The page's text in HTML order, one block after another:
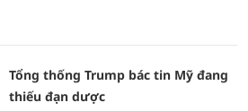
Tổng thống Trump bác tin Mỹ đang
thiếu đạn dược